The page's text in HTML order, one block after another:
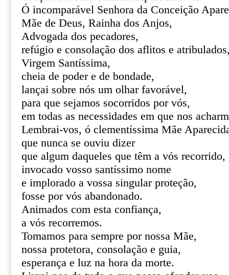
Ó incomparável Senhora da Conceição
Mãe de Deus, Rainha dos Anjos,
Advogada dos pecadores,
refúgio e consolação dos aflitos e
Virgem Santíssima,
cheia de poder e de bondade,
lançai sobre nós um olhar favorável,
para que sejamos socorridos por vós,
em todas as necessidades em que nos
Lembrai-vos, ó clementíssima Mãe
que nunca se ouviu dizer
que algum daqueles que têm a vós recorrido,
invocado vosso santíssimo nome
e implorado a vossa singular proteção,
fosse por vós abandonado.
Animados com esta confiança,
a vós recorremos.
Tomamos para sempre por nossa Mãe,
nossa protetora, consolação e guia,
esperança e luz na hora da morte.